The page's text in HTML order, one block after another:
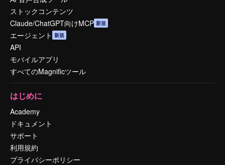
ストックコンテンツ
Claude/ChatGPT向けMCP 新規
エージェント 新規
API
モバイルアプリ
すべてのMagnificツール
はじめに
Academy
ドキュメント
サポート
利用規約
プライバシーポリシー